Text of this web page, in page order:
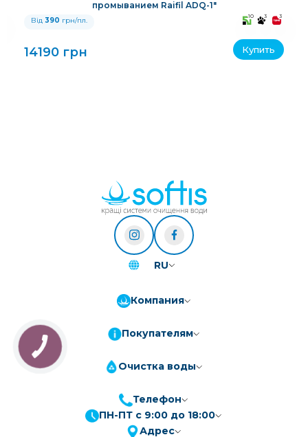
ПриватБанк
3-10 платежів, кредит 0.01%
промыванием Raifil ADQ-1"
Від 390 грн/пл. 10 3 3
14190 грн Купить
RU
Компания
Покупателям
Очистка воды
Телефон
ПН-ПТ с 9:00 до 18:00
Адрес
КНОПКА
ЗВ'ЯЗКУ